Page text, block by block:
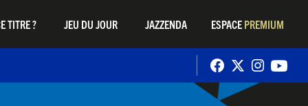
TITRE ? JEU DU JOUR JAZZENDA ESPACE PREMIUM